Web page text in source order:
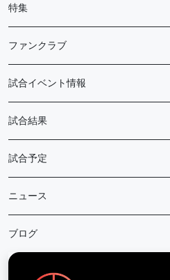
特集
ファンクラブ
試合イベント情報
試合結果
試合予定
ニュース
ブログ